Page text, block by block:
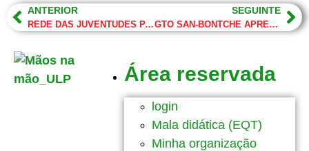
ANTERIOR
REDE DAS JUVENTUDES PARTIDÁRIAS
SEGUINTE
GTO SAN-BONTCHE APRESENTA: JUSTIÇA BIDA LINGUIÇA
Área reservada
login
Mala didática (EQT)
Minha organização